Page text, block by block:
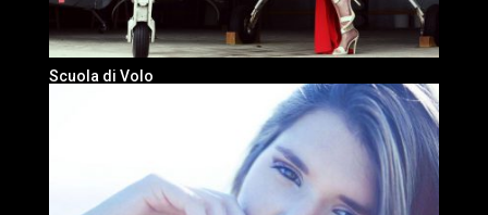
Scuola di Volo